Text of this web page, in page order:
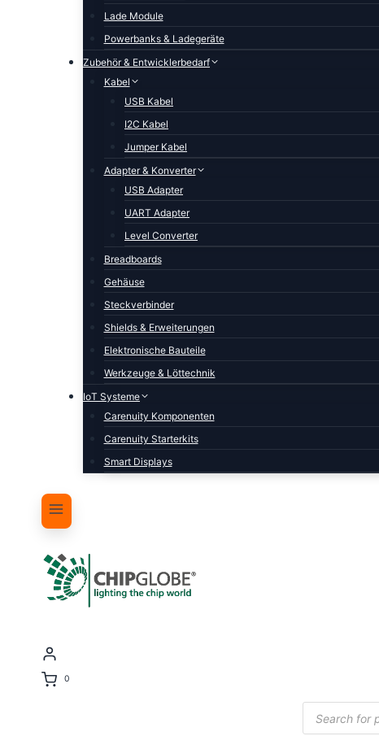
Lade Module
Powerbanks & Ladegeräte
Zubehör & Entwicklerbedarf
Kabel
USB Kabel
I2C Kabel
Jumper Kabel
Adapter & Konverter
USB Adapter
UART Adapter
Level Converter
Breadboards
Gehäuse
Steckverbinder
Shields & Erweiterungen
Elektronische Bauteile
Werkzeuge & Löttechnik
IoT Systeme
Carenuity Komponenten
Carenuity Starterkits
Smart Displays
0
Products
search